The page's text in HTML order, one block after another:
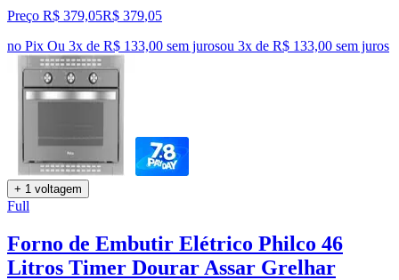
Preço R$ 379,05R$ 379,05
no Pix Ou 3x de R$ 133,00 sem jurosou 3x de R$ 133,00 sem juros
+ 1 voltagem
Full
Forno de Embutir Elétrico Philco 46
Litros Timer Dourar Assar Grelhar